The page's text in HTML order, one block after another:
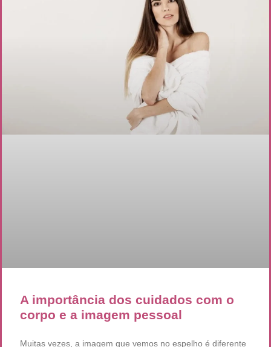
A importância dos cuidados com o
corpo e a imagem pessoal
Muitas vezes, a imagem que vemos no espelho é diferente